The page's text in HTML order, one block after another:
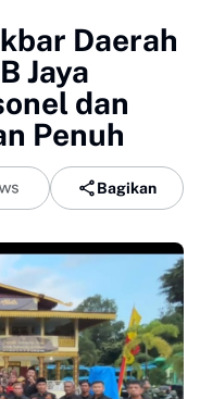
Daerah
Jaya
dan
Penuh
Bagikan